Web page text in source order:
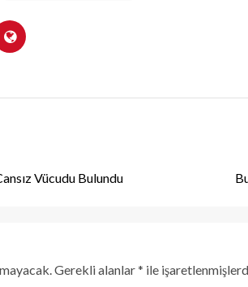
Vücudu Bulundu
Gerekli alanlar* ile